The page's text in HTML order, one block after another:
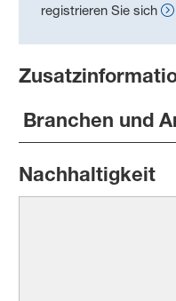
registrieren Sie sich
Branchen und
Nachhaltigkeit